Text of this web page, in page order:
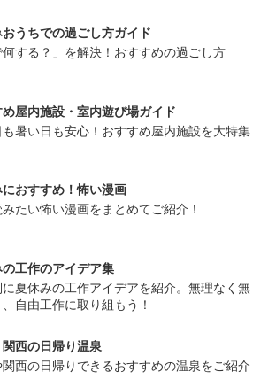
うちでの過ごし方ガイド
何する？」を解決！おすすめの過ごし方
屋内施設・室内遊び場ガイド
暑い日も安心！おすすめ屋内施設を大特集
おすすめ！怖い漫画
たい怖い漫画をまとめてご紹介！
工作のアイデア集
夏休みの工作アイデアを紹介。無理なく無
自由工作に取り組もう！
西の日帰り温泉
西の日帰りできるおすすめの温泉をご紹介